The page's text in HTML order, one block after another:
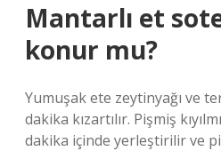
Mantarlı et
konur mu?
Yumuşak ete zeytinyağı ve
dakika kızartılır. Pişmiş
dakika içinde yerleştirilir ve